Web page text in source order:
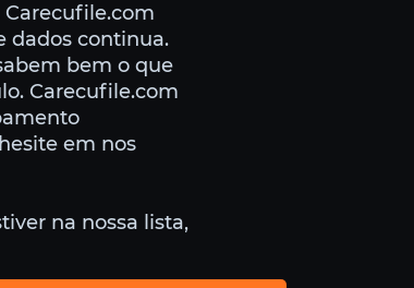
dados continua.
bem o que
Carecufile.com
em nos
na nossa lista,